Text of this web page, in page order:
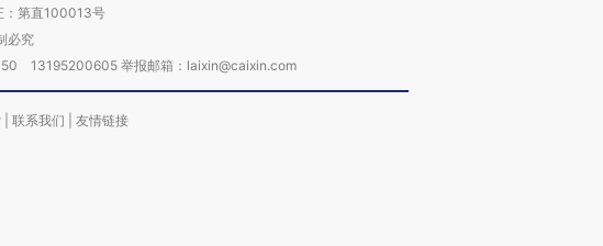
：第直100013号
必究
13195200605 举报邮箱：laixin@caixin.com
联系我们 友情链接